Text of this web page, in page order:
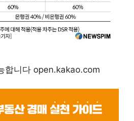
합니다 open.kakao.com